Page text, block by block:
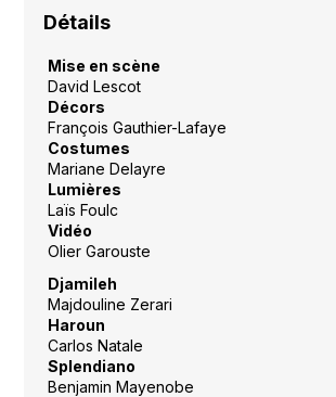
Détails
Mise en scène
David Lescot
Décors
François Gauthier-Lafaye
Costumes
Mariane Delayre
Lumières
Laïs Foulc
Vidéo
Olier Garouste
Djamileh
Majdouline Zerari
Haroun
Carlos Natale
Splendiano
Benjamin Mayenobe